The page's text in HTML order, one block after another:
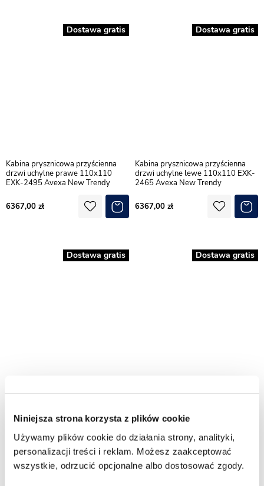
Niniejsza strona korzysta z plików cookie
Używamy plików cookie do działania strony, analityki,
personalizacji treści i reklam. Możesz zaakceptować
wszystkie, odrzucić opcjonalne albo dostosować zgody.
Kabina prysznicowa przyścienna
drzwi uchylne prawe 110x110
EXK-2495 Avexa New Trendy
6367,00
Dostawa gratis
Kabina prysznicowa przyścienna
drzwi uchylne lewe 110x110 EXK-
2465 Avexa New Trendy
6367,00
Dostawa gratis
EXK-3455
7439,00
Dostawa gratis
EXK-3425
7439,00
Dostawa gratis